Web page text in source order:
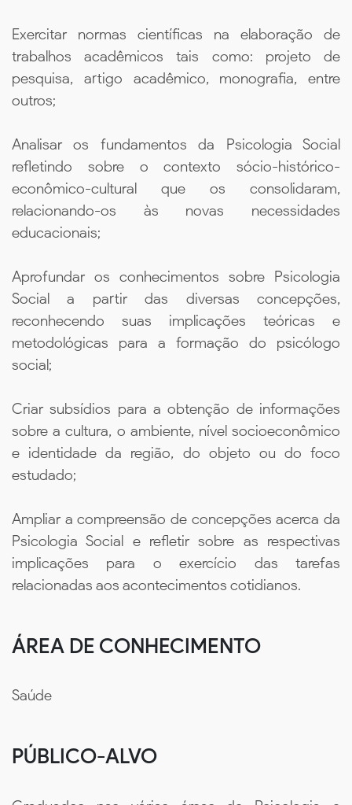
Exercitar normas científicas na elaboração de
trabalhos acadêmicos tais como: projeto de
pesquisa, artigo acadêmico, monografia, entre
outros;
Analisar os fundamentos da Psicologia Social
refletindo sobre o contexto sócio-histórico-
econômico-cultural que os consolidaram,
relacionando-os às novas necessidades
educacionais;
Aprofundar os conhecimentos sobre Psicologia
Social a partir das diversas concepções,
reconhecendo suas implicações teóricas e
metodológicas para a formação do psicólogo
social;
Criar subsídios para a obtenção de informações
sobre a cultura, o ambiente, nível socioeconômico
e identidade da região, do objeto ou do foco
estudado;
Ampliar a compreensão de concepções acerca da
Psicologia Social e refletir sobre as respectivas
implicações para o exercício das tarefas
relacionadas aos acontecimentos cotidianos.
ÁREA DE CONHECIMENTO
Saúde
PÚBLICO-ALVO